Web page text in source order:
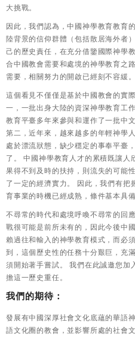
大挑戰。
因此，我們認為，中國神學教育教育
陸背景的信仰群體（包括散居海外者
己的歷史責任，在充分借鑒國際神學
合中國教會需要和處境的神學教育之
需要，相關努力的開啟已經刻不容緩。
這個看見不僅僅是基於中國教會的實
一，一批出身大陸的資深神學教育工
教育平臺多年來參與和運作了一批中
第二，近年來，越來越多的年輕神學
處於漂流狀態，缺少穩定的事奉平臺
了。 中國神學教育人才的累積既讓人
果得不到及時的扶持，則流失的可能
了一定的經濟實力。 因此，我們有把
育事業的時機已經成熟，條件基本具備
不尋常的時代和處境呼喚不尋常的回
戰很可能是前所未有的，因此今後中
賴過往和輸入的神學教育模式，而必
到，這個歷史性的任務十分艱巨，充
須開始著手嘗試。 我們在此誠邀您加
擔這一歷史重任。
我們的期待：
發展有中國深厚社會文化底蘊的華語
語文化圈的教會，並影響所處的社會文